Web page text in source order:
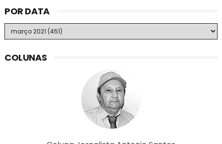
POR DATA
COLUNAS